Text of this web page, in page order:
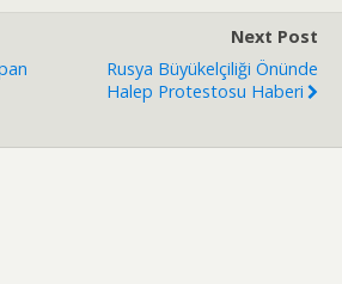
Next Post
Rusya Büyükelçiliği Önünde
Halep Protestosu Haberi